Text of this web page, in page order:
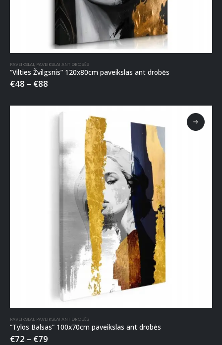
PAVEIKSLAI, PAVEIKSLAI ANT DROBĖS
“Vilties Žvilgsnis” 120x80cm paveikslas ant drobės
€48 – €88
PAVEIKSLAI, PAVEIKSLAI ANT DROBĖS
“Tylos Balsas” 100x70cm paveikslas ant drobės
€72 – €79